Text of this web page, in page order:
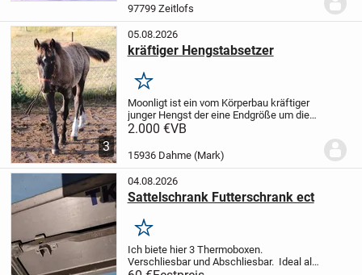
kann.Der Sattel ist maßangefertigt,
97799 Zeitlofs
3
05.08.2026
kräftiger Hengstabsetzer
Merken
Moonligt ist ein vom Körperbau kräftiger
junger Hengst der eine Endgröße um die
150WH erreichen wird. Hat einen grünen
ein ruhiger Jung Hengst , hat auch...
2.000 €VB
15936 Dahme (Mark)
04.08.2026
Sattelschrank Futterschrank ect
Merken
Ich biete hier 3 Thermoboxen.
Verschliesbar und Abschliesbar. Ideal als